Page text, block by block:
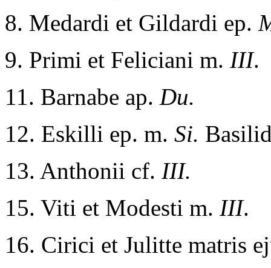
8. Medardi et Gildardi ep.
9. Primi et Feliciani m. III.
11. Barnabe ap. Du.
12. Eskilli ep. m. Si.
13. Anthonii cf. III.
15. Viti et Modesti m. III.
16. Cirici et Julitte matris